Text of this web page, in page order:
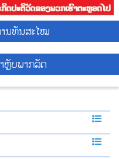
ນທັນສະໄໝ
ຫຼັບພາກລັດ